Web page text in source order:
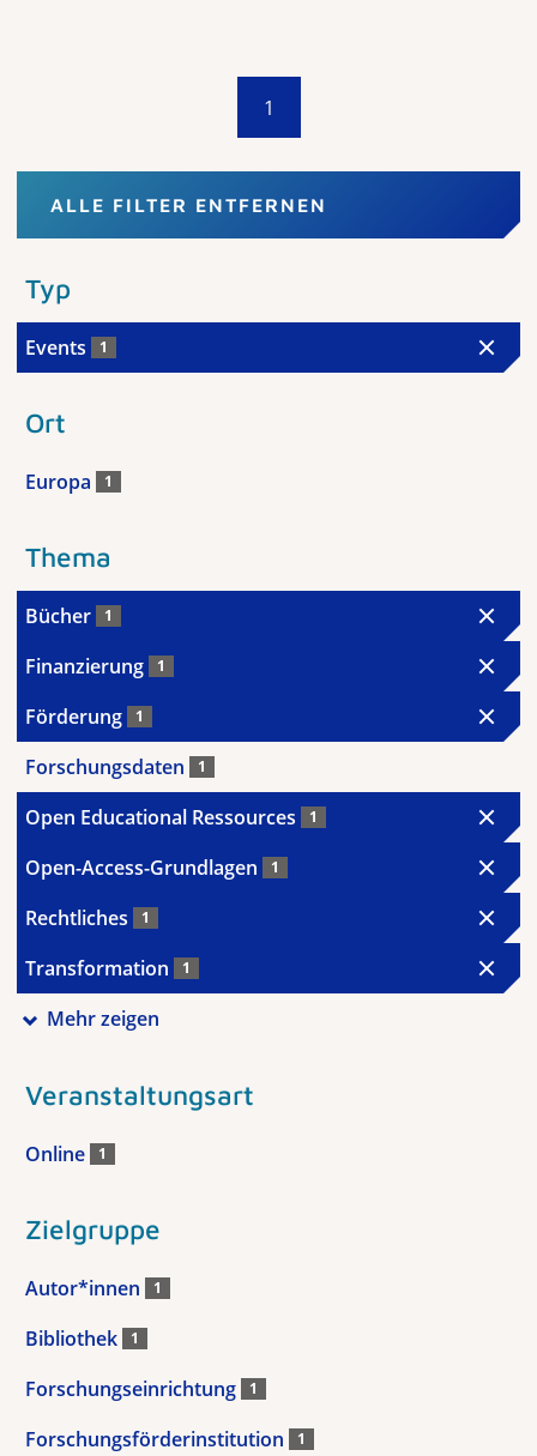
1
ALLE FILTER ENTFERNEN
Typ
Events 1
Ort
Europa 1
Thema
Bücher 1
Finanzierung 1
Förderung 1
Forschungsdaten 1
Open Educational Ressources 1
Open-Access-Grundlagen 1
Rechtliches 1
Transformation 1
Mehr zeigen
Veranstaltungsart
Online 1
Zielgruppe
Autor*innen 1
Bibliothek 1
Forschungseinrichtung 1
Forschungsförderinstitution 1